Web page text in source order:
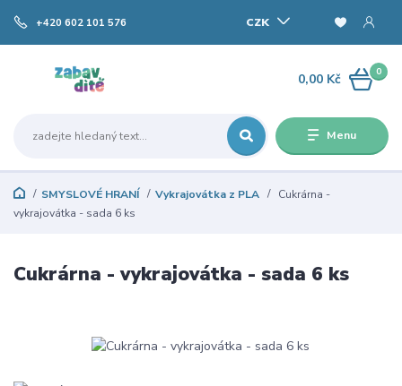
Menu
CZK
+420 602 101 576
0
0,00 Kč
SMYSLOVÉ HRANÍ Vykrajovátka z PLA
Cukrárna -
vykrajovátka - sada 6 ks
Cukrárna - vykrajovátka - sada 6 ks